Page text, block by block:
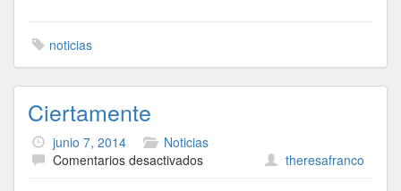
noticias
Ciertamente
junio 7, 2014
Noticias
Comentarios desactivadosen
theresafranco